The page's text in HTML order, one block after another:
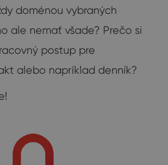
doménou vybraných
ale nemať všade? Prečo si
postup pre
alebo napríklad denník?